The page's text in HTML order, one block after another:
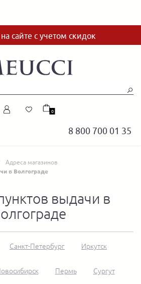
сайте с учетом скидок
8 800 700 01 35
0
Адреса магазинов
в Волгограде
выдачи в
Санкт-Петербург Иркутск
Пермь Сургут